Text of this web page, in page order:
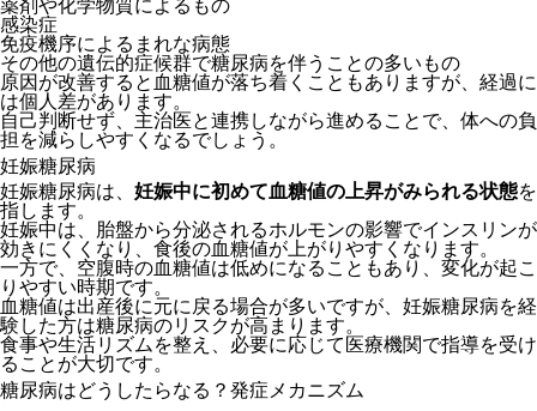
薬剤や化学物質によるもの
感染症
免疫機序によるまれな病態
その他の遺伝的症候群で糖尿病を伴うことの多いもの
原因が改善すると血糖値が落ち着くこともありますが、経過に
は個人差があります。
自己判断せず、主治医と連携しながら進めることで、体への負
担を減らしやすくなるでしょう。
妊娠糖尿病
妊娠糖尿病は、 妊娠中に初めて血糖値の上昇がみられる状態を
指します。
妊娠中は、胎盤から分泌されるホルモンの影響でインスリンが
効きにくくなり、食後の血糖値が上がりやすくなります。
一方で、空腹時の血糖値は低めになることもあり、変化が起こ
りやすい時期です。
血糖値は出産後に元に戻る場合が多いですが、妊娠糖尿病を経
験した方は糖尿病のリスクが高まります。
食事や生活リズムを整え、必要に応じて医療機関で指導を受け
ることが大切です。
糖尿病はどうしたらなる？発症メカニズム